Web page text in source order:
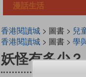
漫話生活
香港閱讀城> 圖書 > 兒
香港閱讀城> 圖書 > 學
妖怪有多少？